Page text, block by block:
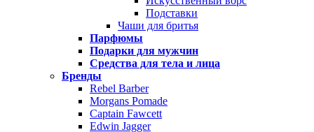
Подставки
Чаши для бритья
Парфюмы
Подарки для мужчин
Средства для тела и лица
Бренды
Rebel Barber
Morgans Pomade
Captain Fawcett
Edwin Jagger